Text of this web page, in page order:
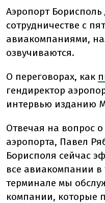
Аэропорт Борисполь
сотрудничестве с
авиакомпаниями,
озвучиваются.
О переговорах, как
гендиректор
интервью изданию
Отвечая на вопрос
аэропорта, Павел
Борисполя сейчас
все авиакомпании в
терминале мы
компании, которые